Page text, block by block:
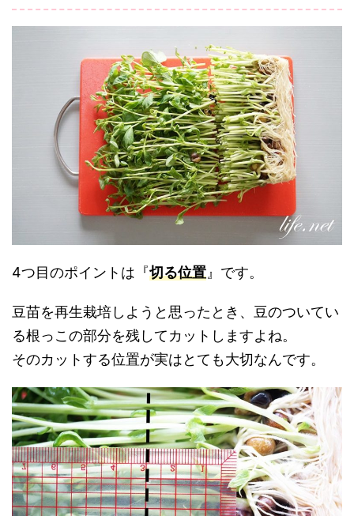
4つ目のポイントは『切る位置』です。
豆苗を再生栽培しようと思ったとき、豆のついてい
る根っこの部分を残してカットしますよね。
そのカットする位置が実はとても大切なんです。